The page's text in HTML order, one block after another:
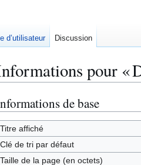
pour «
lala
de base
Titre affiché
Clé de tri par défaut
Taille de la page (en octets)
d’utilisateur Discussion